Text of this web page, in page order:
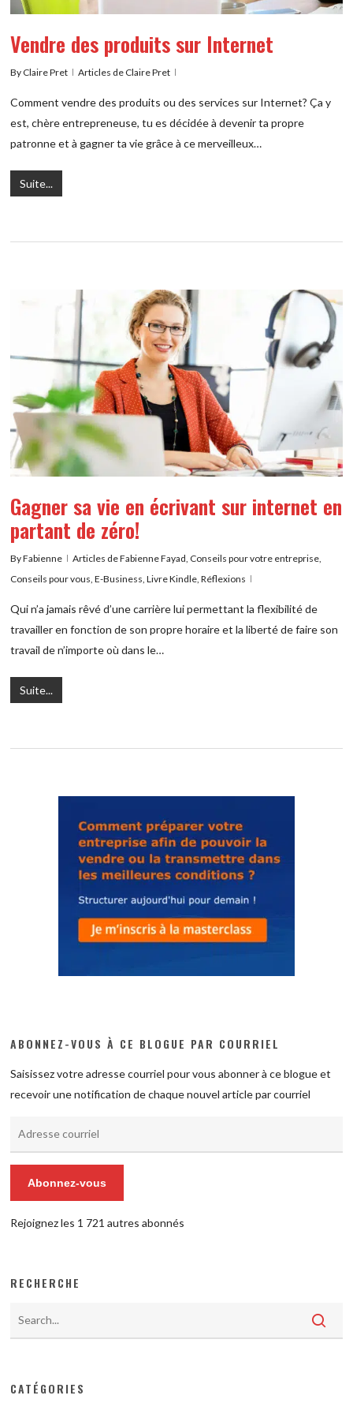
Vendre des produits sur Internet
By Claire Pret Articles de Claire Pret
Comment vendre des produits ou des services sur Internet? Ça y
est, chère entrepreneuse, tu es décidée à devenir ta propre
patronne et à gagner ta vie grâce à ce merveilleux…
Suite...
Gagner sa vie en écrivant sur internet en
partant de zéro!
ByFabienne Articles de Fabienne Fayad, Conseils pour votre entreprise,
Conseils pour vous,E-Business,Livre Kindle,Réflexions
Qui n’a jamais rêvé d’une carrière lui permettant la flexibilité de
travailler en fonction de son propre horaire et la liberté de faire son
travail de n’importe où dans le…
Suite...
ABONNEZ-VOUS À CE BLOGUE PAR COURRIEL
Saisissez votre adresse courriel pour vous abonner à ce blogue et
recevoir une notification de chaque nouvel article par courriel
Abonnez-vous
Rejoignez les 1 721 autres abonnés
RECHERCHE
CATÉGORIES